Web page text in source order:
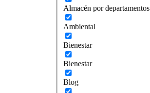
Almacén por departamentos
Ambiental
Bienestar
Bienestar
Blog